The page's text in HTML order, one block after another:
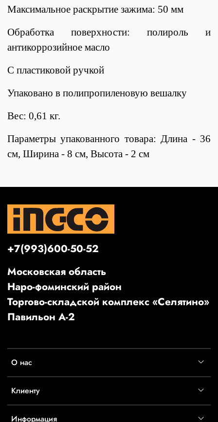
Максимальное раскрытие зажима: 50 мм
Обработка поверхности: полироль и
антикоррозийное масло
С пластиковой ручкой
Упаковано в полипропиленовую вешалку
Вес: 0,61 кг.
Параметры упакованного товара: Длина - 36
см, Ширина - 8 см, Высота - 2 см
О нас
Клиенту
Информация
+7(993)600-50-52
Московская область
Наро-фоминский район
Торгово-складской комплекс «Селятино»
Павильон А-2